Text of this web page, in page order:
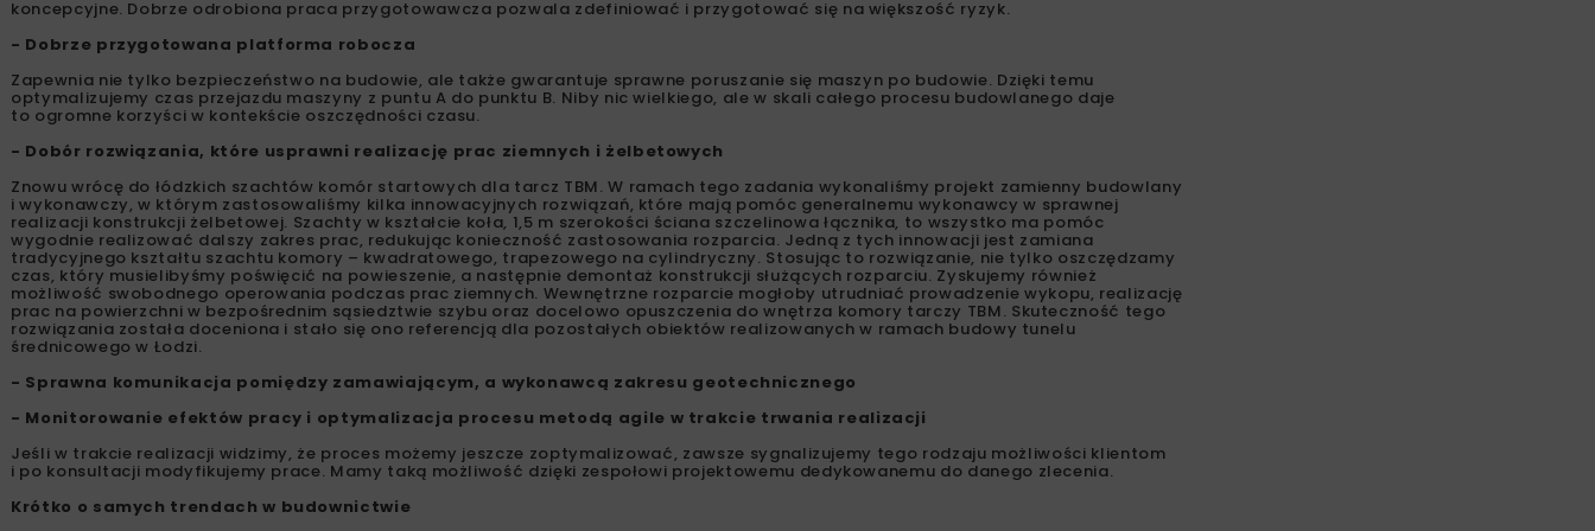
koncepcyjne. Dobrze odrobiona praca przygotowawcza pozwala zdefiniować i przygotować się na większość ryzyk.
- Dobrze przygotowana platforma robocza
Zapewnia nie tylko bezpieczeństwo na budowie, ale także gwarantuje sprawne poruszanie się maszyn po budowie. Dzięki temu
optymalizujemy czas przejazdu maszyny z puntu A do punktu B. Niby nic wielkiego, ale w skali całego procesu budowlanego daje
to ogromne korzyści w kontekście oszczędności czasu.
- Dobór rozwiązania, które usprawni realizację prac ziemnych i żelbetowych
Znowu wrócę do łódzkich szachtów komór startowych dla tarcz TBM. W ramach tego zadania wykonaliśmy projekt zamienny budowlany
i wykonawczy, w którym zastosowaliśmy kilka innowacyjnych rozwiązań, które mają pomóc generalnemu wykonawcy w sprawnej
realizacji konstrukcji żelbetowej. Szachty w kształcie koła, 1,5 m szerokości ściana szczelinowa łącznika, to wszystko ma pomóc
wygodnie realizować dalszy zakres prac, redukując konieczność zastosowania rozparcia. Jedną z tych innowacji jest zamiana
tradycyjnego kształtu szachtu komory – kwadratowego, trapezowego na cylindryczny. Stosując to rozwiązanie, nie tylko oszczędzamy
czas, który musielibyśmy poświęcić na powieszenie, a następnie demontaż konstrukcji służących rozparciu. Zyskujemy również
możliwość swobodnego operowania podczas prac ziemnych. Wewnętrzne rozparcie mogłoby utrudniać prowadzenie wykopu, realizację
prac na powierzchni w bezpośrednim sąsiedztwie szybu oraz docelowo opuszczenia do wnętrza komory tarczy TBM. Skuteczność tego
rozwiązania została doceniona i stało się ono referencją dla pozostałych obiektów realizowanych w ramach budowy tunelu
średnicowego w Łodzi.
- Sprawna komunikacja pomiędzy zamawiającym, a wykonawcą zakresu geotechnicznego
- Monitorowanie efektów pracy i optymalizacja procesu metodą agile w trakcie trwania realizacji
Jeśli w trakcie realizacji widzimy, że proces możemy jeszcze zoptymalizować, zawsze sygnalizujemy tego rodzaju możliwości klientom
i po konsultacji modyfikujemy prace. Mamy taką możliwość dzięki zespołowi projektowemu dedykowanemu do danego zlecenia.
Krótko o samych trendach w budownictwie